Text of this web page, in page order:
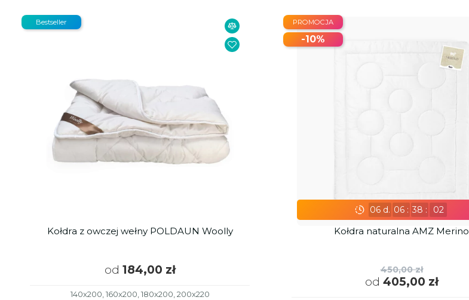
Kołdra z owczej wełny POLDAUN Woolly
od 184,00 zł
140x200, 160x200, 180x200, 200x220
Bestseller
06 d. 06 : 38 : 01
Kołdra naturalna AMZ Merino
450,00 zł
od 405,00 zł
PROMOCJA
-10%